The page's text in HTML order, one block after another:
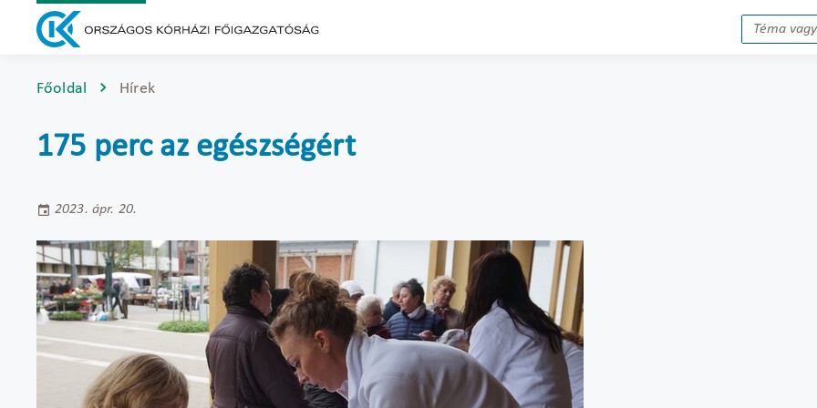
Főoldal Hírek
175 perc az egészségért
2023. ápr. 20.